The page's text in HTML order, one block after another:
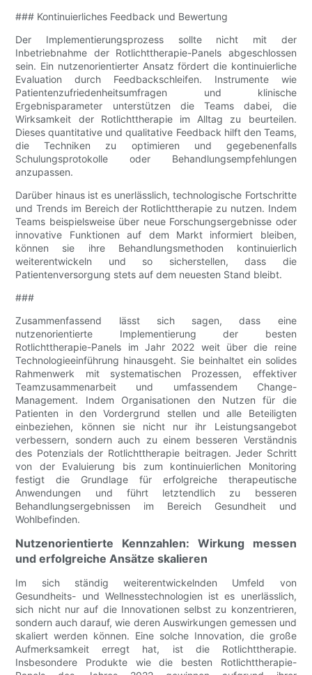
### Kontinuierliches Feedback und Bewertung
Der Implementierungsprozess sollte nicht mit der
Inbetriebnahme der Rotlichttherapie-Panels abgeschlossen
sein. Ein nutzenorientierter Ansatz fördert die kontinuierliche
Evaluation durch Feedbackschleifen. Instrumente wie
Patientenzufriedenheitsumfragen und klinische
Ergebnisparameter unterstützen die Teams dabei, die
Wirksamkeit der Rotlichttherapie im Alltag zu beurteilen.
Dieses quantitative und qualitative Feedback hilft den Teams,
die Techniken zu optimieren und gegebenenfalls
Schulungsprotokolle oder Behandlungsempfehlungen
anzupassen.
Darüber hinaus ist es unerlässlich, technologische Fortschritte
und Trends im Bereich der Rotlichttherapie zu nutzen. Indem
Teams beispielsweise über neue Forschungsergebnisse oder
innovative Funktionen auf dem Markt informiert bleiben,
können sie ihre Behandlungsmethoden kontinuierlich
weiterentwickeln und so sicherstellen, dass die
Patientenversorgung stets auf dem neuesten Stand bleibt.
###
Zusammenfassend lässt sich sagen, dass eine
nutzenorientierte Implementierung der besten
Rotlichttherapie-Panels im Jahr 2022 weit über die reine
Technologieeinführung hinausgeht. Sie beinhaltet ein solides
Rahmenwerk mit systematischen Prozessen, effektiver
Teamzusammenarbeit und umfassendem Change-
Management. Indem Organisationen den Nutzen für die
Patienten in den Vordergrund stellen und alle Beteiligten
einbeziehen, können sie nicht nur ihr Leistungsangebot
verbessern, sondern auch zu einem besseren Verständnis
des Potenzials der Rotlichttherapie beitragen. Jeder Schritt
von der Evaluierung bis zum kontinuierlichen Monitoring
festigt die Grundlage für erfolgreiche therapeutische
Anwendungen und führt letztendlich zu besseren
Behandlungsergebnissen im Bereich Gesundheit und
Wohlbefinden.
Nutzenorientierte Kennzahlen: Wirkung messen
und erfolgreiche Ansätze skalieren
Im sich ständig weiterentwickelnden Umfeld von
Gesundheits- und Wellnesstechnologien ist es unerlässlich,
sich nicht nur auf die Innovationen selbst zu konzentrieren,
sondern auch darauf, wie deren Auswirkungen gemessen und
skaliert werden können. Eine solche Innovation, die große
Aufmerksamkeit erregt hat, ist die Rotlichttherapie.
Insbesondere Produkte wie die besten Rotlichttherapie-